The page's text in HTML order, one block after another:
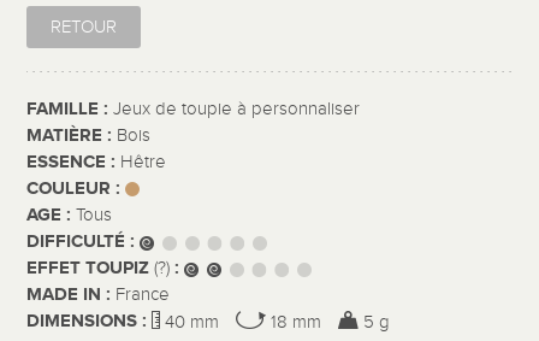
RETOUR
FAMILLE :Jeux de toupie à personnaliser
MATIÈRE : Bois
ESSENCE : Hêtre
COULEUR :
AGE :Tous
DIFFICULTÉ :
EFFET TOUPIZ(?) :
MADE IN : France
DIMENSIONS : 40 mm 18 mm 5 g